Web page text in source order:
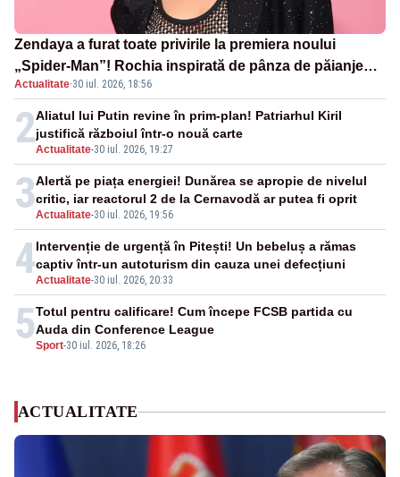
Zendaya a furat toate privirile la premiera noului
„Spider-Man”! Rochia inspirată de pânza de păianjen a
făcut senzație
Actualitate·30 iul. 2026, 18:56
2Actualitate-30 iul. 2026, 19:27
Aliatul lui Putin revine în prim-plan! Patriarhul Kiril
justifică războiul într-o nouă carte
3Actualitate-30 iul. 2026, 19:56
Alertă pe piața energiei! Dunărea se apropie de nivelul
critic, iar reactorul 2 de la Cernavodă ar putea fi oprit
4Actualitate-30 iul. 2026, 20:33
Intervenție de urgență în Pitești! Un bebeluș a rămas
captiv într-un autoturism din cauza unei defecțiuni
5Sport-30 iul. 2026, 18:26
Totul pentru calificare! Cum începe FCSB partida cu
Auda din Conference League
ACTUALITATE